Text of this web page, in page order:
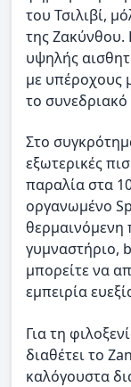
του Τσιλιβί,
της Ζακύνθου.
υψηλής
με υπέροχους
το συνεδριακό
Στο
εξωτερικές
παραλία στα
οργανωμένο
θερμαινόμενη
γυμναστήριο,
μπορείτε να
εμπειρία
Για τη
διαθέτει το
καλόγουστα